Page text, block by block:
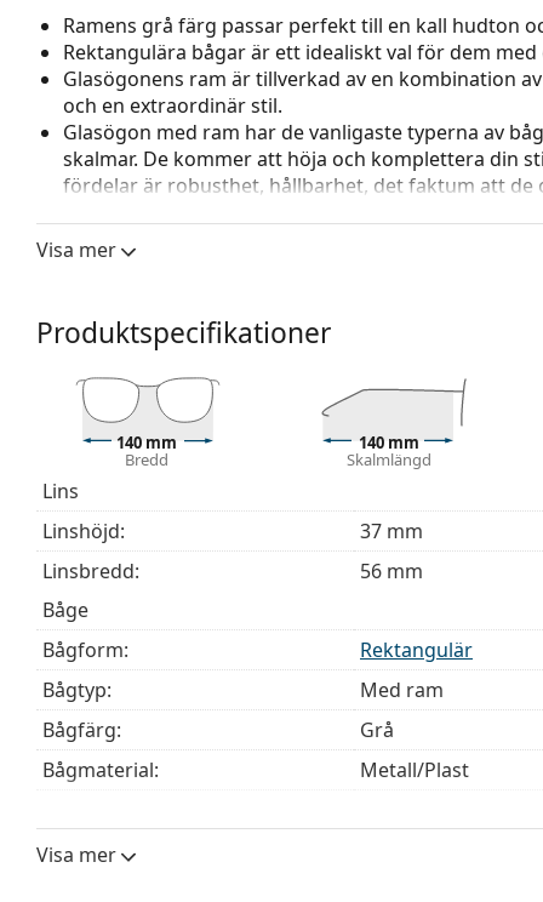
Ramens grå färg passar perfekt till en kall hudton
Rektangulära bågar är ett idealiskt val för dem
Glasögonens ram är tillverkad av en kombination
och en extraordinär stil.
Glasögon med ram har de vanligaste typerna av
skalmar. De kommer att höja och komplettera din
fördelar är robusthet, hållbarhet, det faktum att
Vi levererar glasögonen i sitt originalfodral.
Den medföljande putsduken är idealisk för
modeller kan komma med en tygpåse i stället för
Upptäck helaglasögon sortimentet för att hitta fler
behöver hjälp med att välja ditt par.
Detta är en medicinteknisk produkt. Läs
Visa mer
Produktspecifikationer
140 mm
Bredd
140 mm
Skalmlängd
Lins
Linshöjd:
37 mm
Linsbredd:
56 mm
Båge
Bågform:
Rektangulär
Bågtyp:
Med ram
Bågfärg:
Grå
Bågmaterial:
Metall/Plast
Bredd:
Visa mer